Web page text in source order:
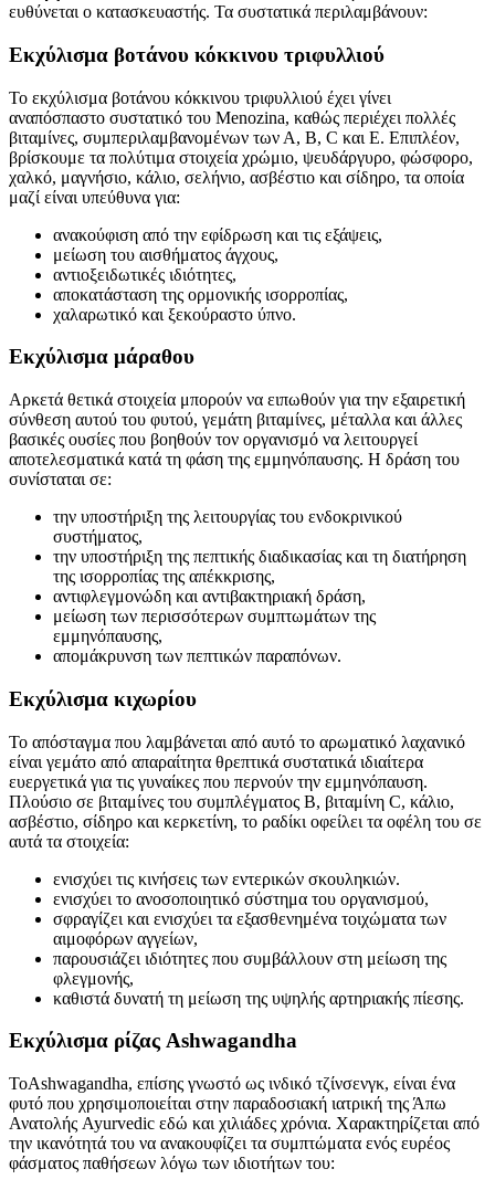
ευθύνεται ο κατασκευαστής. Τα συστατικά περιλαμβάνουν:
Εκχύλισμα βοτάνου κόκκινου τριφυλλιού
Το εκχύλισμα βοτάνου κόκκινου τριφυλλιού έχει γίνει
αναπόσπαστο συστατικό του Menozina, καθώς περιέχει πολλές
βιταμίνες, συμπεριλαμβανομένων των Α, Β, C και Ε. Επιπλέον,
βρίσκουμε τα πολύτιμα στοιχεία χρώμιο, ψευδάργυρο, φώσφορο,
χαλκό, μαγνήσιο, κάλιο, σελήνιο, ασβέστιο και σίδηρο, τα οποία
μαζί είναι υπεύθυνα για:
ανακούφιση από την εφίδρωση και τις εξάψεις,
μείωση του αισθήματος άγχους,
αντιοξειδωτικές ιδιότητες,
αποκατάσταση της ορμονικής ισορροπίας,
χαλαρωτικό και ξεκούραστο ύπνο.
Εκχύλισμα μάραθου
Αρκετά θετικά στοιχεία μπορούν να ειπωθούν για την εξαιρετική
σύνθεση αυτού του φυτού, γεμάτη βιταμίνες, μέταλλα και άλλες
βασικές ουσίες που βοηθούν τον οργανισμό να λειτουργεί
αποτελεσματικά κατά τη φάση της εμμηνόπαυσης. Η δράση του
συνίσταται σε:
την υποστήριξη της λειτουργίας του ενδοκρινικού
συστήματος,
την υποστήριξη της πεπτικής διαδικασίας και τη διατήρηση
της ισορροπίας της απέκκρισης,
αντιφλεγμονώδη και αντιβακτηριακή δράση,
μείωση των περισσότερων συμπτωμάτων της
εμμηνόπαυσης,
απομάκρυνση των πεπτικών παραπόνων.
Εκχύλισμα κιχωρίου
Το απόσταγμα που λαμβάνεται από αυτό το αρωματικό λαχανικό
είναι γεμάτο από απαραίτητα θρεπτικά συστατικά ιδιαίτερα
ευεργετικά για τις γυναίκες που περνούν την εμμηνόπαυση.
Πλούσιο σε βιταμίνες του συμπλέγματος Β, βιταμίνη C, κάλιο,
ασβέστιο, σίδηρο και κερκετίνη, το ραδίκι οφείλει τα οφέλη του σε
αυτά τα στοιχεία:
ενισχύει τις κινήσεις των εντερικών σκουληκιών.
ενισχύει το ανοσοποιητικό σύστημα του οργανισμού,
σφραγίζει και ενισχύει τα εξασθενημένα τοιχώματα των
αιμοφόρων αγγείων,
παρουσιάζει ιδιότητες που συμβάλλουν στη μείωση της
φλεγμονής,
καθιστά δυνατή τη μείωση της υψηλής αρτηριακής πίεσης.
Εκχύλισμα ρίζας Ashwagandha
ΤοAshwagandha, επίσης γνωστό ως ινδικό τζίνσενγκ, είναι ένα
φυτό που χρησιμοποιείται στην παραδοσιακή ιατρική της Άπω
Ανατολής Ayurvedic εδώ και χιλιάδες χρόνια. Χαρακτηρίζεται από
την ικανότητά του να ανακουφίζει τα συμπτώματα ενός ευρέος
φάσματος παθήσεων λόγω των ιδιοτήτων του: